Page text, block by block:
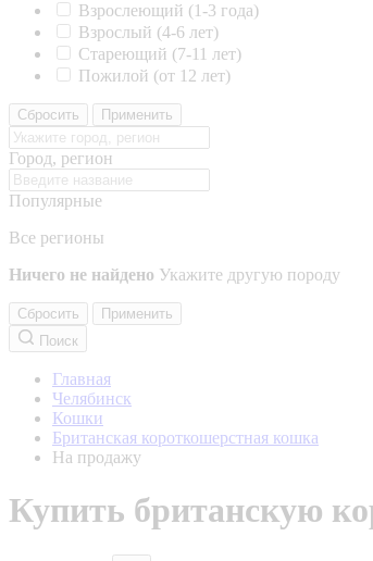
Взрослеющий (1-3 года)
Взрослый (4-6 лет)
Стареющий (7-11 лет)
Пожилой (от 12 лет)
Сбросить Применить
Город, регион
Популярные
Все регионы
Ничего не найдено Укажите другую породу
Сбросить
Применить
Поиск
Главная
Челябинск
Кошки
Британская короткошерстная кошка
На продажу
Купить британскую